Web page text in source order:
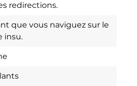
redirections.
que vous naviguez sur le
insu.